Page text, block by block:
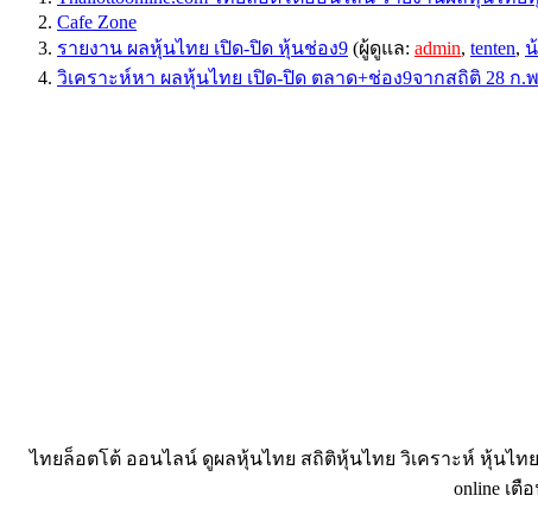
Cafe Zone
รายงาน ผลหุ้นไทย เปิด-ปิด หุ้นช่อง9 (ผู้ดูแล: admin, tenten,
วิเคราะห์หา ผลหุ้นไทย เปิด-ปิด ตลาด+ช่อง9จากสถิติ 28 ก.พ
ไทยล็อตโต้ ออนไลน์ ดูผลหุ้นไทย สถิติหุ้นไทย วิเคราะห์ หุ้นไท
online เ